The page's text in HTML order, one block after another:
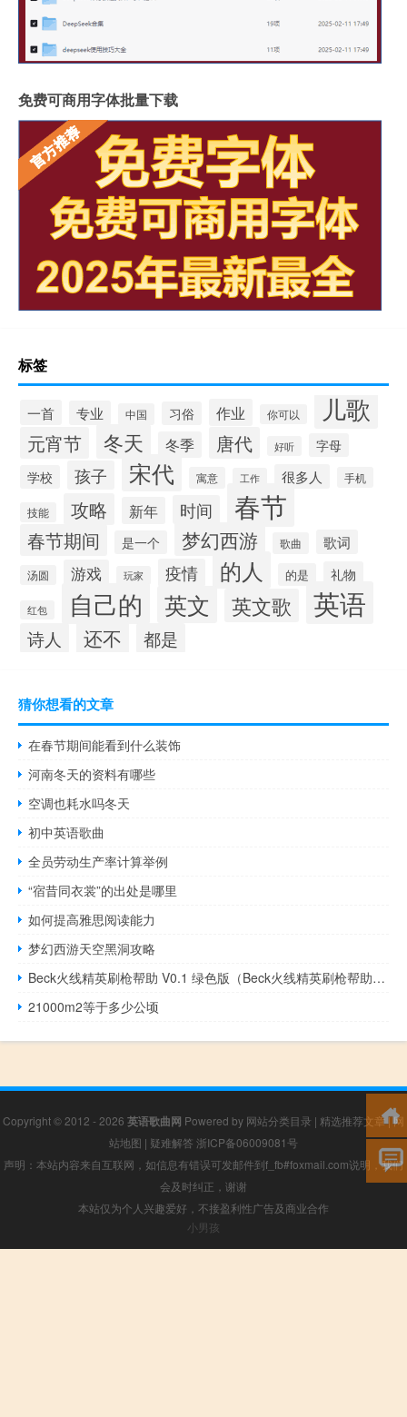
免费可商用字体批量下载
标签
一首 专业 中国 习俗 作业 你可以 儿歌
元宵节 冬天 冬季 唐代 好听
字母
学校
孩子 宋代 寓意 工作 很多人 手机
技能 攻略 新年 时间 春节
春节期间 是一个 梦幻西游 歌曲 歌词
汤圆 游戏 玩家 疫情 的人 的是 礼物
红包 自己的 英文 英文歌 英语
诗人 还不 都是
猜你想看的文章
在春节期间能看到什么装饰
河南冬天的资料有哪些
空调也耗水吗冬天
初中英语歌曲
全员劳动生产率计算举例
“宿昔同衣裳”的出处是哪里
如何提高雅思阅读能力
梦幻西游天空黑洞攻略
Beck火线精英刷枪帮助 V0.1 绿色版（Beck火线精英刷枪帮助 V0.1 绿色版功能简介）
21000m2等于多少公顷
Copyright © 2012 - 2026 英语歌曲网 Powered by 网站分类目录 | 精选推荐文章|网
站地图 | 疑难解答 浙ICP备06009081号
声明：本站内容来自互联网，如信息有错误可发邮件到f_fb#foxmail.com说明，我们
会及时纠正，谢谢
本站仅为个人兴趣爱好，不接盈利性广告及商业合作
小男孩